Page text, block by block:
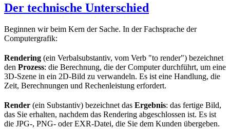
Der technische Unterschied
Beginnen wir beim Kern der Sache. In der Fachsprache der
Computergrafik:
Rendering (ein Verbalsubstantiv, vom Verb "to render") bezeichnet
den Prozess: die Berechnung, die der Computer durchführt, um eine
3D-Szene in ein 2D-Bild zu verwandeln. Es ist eine Handlung, die
Zeit, Berechnungen und Rechenleistung erfordert.
Render (ein Substantiv) bezeichnet das Ergebnis: das fertige Bild,
das Sie erhalten, nachdem das Rendering abgeschlossen ist. Es ist
die JPG-, PNG- oder EXR-Datei, die Sie dem Kunden übergeben.